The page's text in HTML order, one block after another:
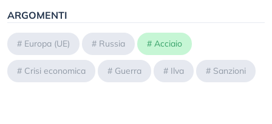
ARGOMENTI
# Europa (UE) # Russia # Acciaio
# Crisi economica # Guerra # Ilva # Sanzioni